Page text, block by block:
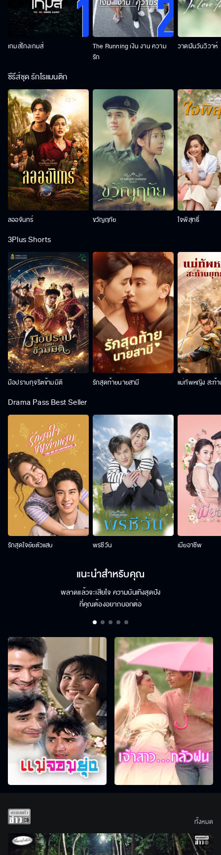
เกมส์โกงเกมส์
The Running เงิน งาน ความ
รัก
วาดฝันวันวิวาห์
ซีรีส์ชุด รักโรแมนติก
ลออจันทร์ ขวัญฤทัย ใจพิสุทธิ์
3Plus Shorts
มือปราบทุจริตข้ามมิติ รักสุดท้ายนายสามี แม่ทัพหญิง สะท้
Drama Pass Best Seller
รักสุดใจยัยตัวแสบ พรชีวัน เมียอาชีพ
แนะนำสำหรับคุณ
พลาดแล้วจะเสียใจ ความบันเทิงสุดปัง
ที่คุณต้องอยากบอกต่อ
ทั้งหมด